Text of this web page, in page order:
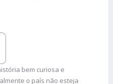
bem curiosa e
o país não esteja